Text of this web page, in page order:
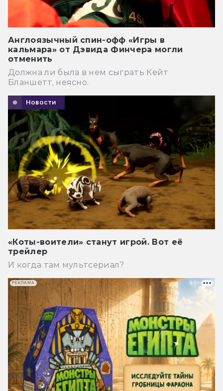
Англоязычный спин-офф «Игры в
кальмара» от Дэвида Финчера могли
отменить
Должна ли была в нем сыграть Кейт
Бланшетт, неясно.
Новости
«Коты-воители» станут игрой. Вот её
трейлер
И когда там мультсериал?
РЕКЛАМА